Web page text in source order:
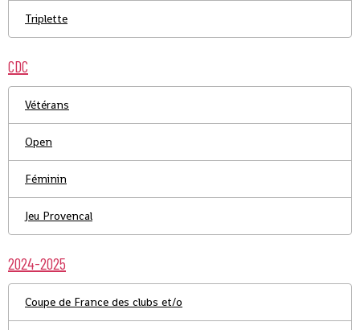
Triplette
CDC
Vétérans
Open
Féminin
Jeu Provencal
2024-2025
Coupe de France des clubs et/o